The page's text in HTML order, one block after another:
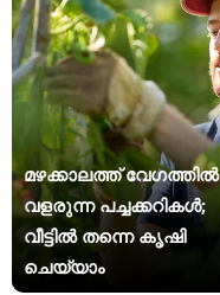
മഴക്കാലത്ത് വേഗത്തിൽ
വളരുന്ന പച്ചക്കറികൾ;
വീട്ടിൽ തന്നെ കൃഷി
ചെയ്യാം